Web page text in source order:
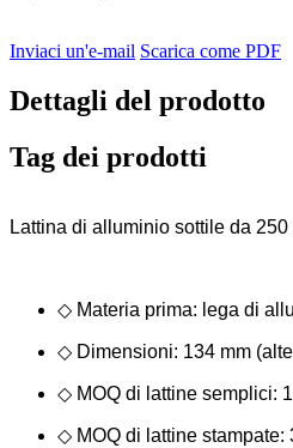
Inviaci un'e-mail Scarica come PDF
Dettagli del prodotto
Tag dei prodotti
Lattina di alluminio sottile da
◇ Materia prima: lega di
◇ Dimensioni: 134 mm
◇ MOQ di lattine semplici:
◇ MOQ di lattine